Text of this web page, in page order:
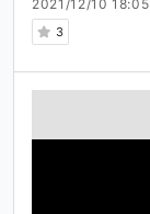
2021/12/10 18:05
3